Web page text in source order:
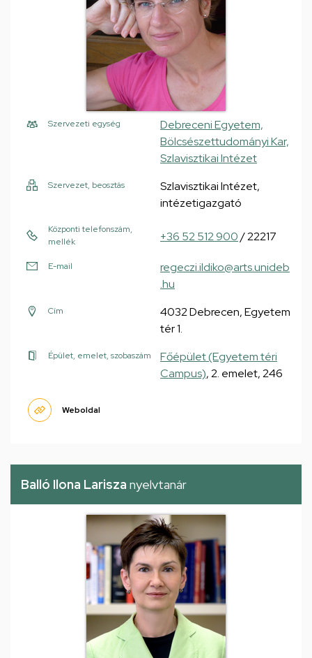
Szervezeti egység
Debreceni Egyetem,
Bölcsészettudományi Kar,
Szlavisztikai Intézet
Szervezet, beosztás
Szlavisztikai Intézet,
intézetigazgató
Központi telefonszám,
mellék
+36 52 512 900/ 22217
E-mail
regeczi.ildiko@arts.unideb
.hu
Cím
4032 Debrecen, Egyetem
tér 1.
Épület, emelet, szobaszám
Főépület (Egyetem téri
Campus), 2. emelet, 246
Weboldal
Balló Ilona Larisza nyelvtanár